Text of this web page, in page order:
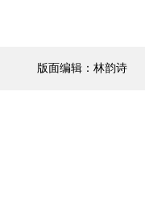
版面编辑：林韵诗